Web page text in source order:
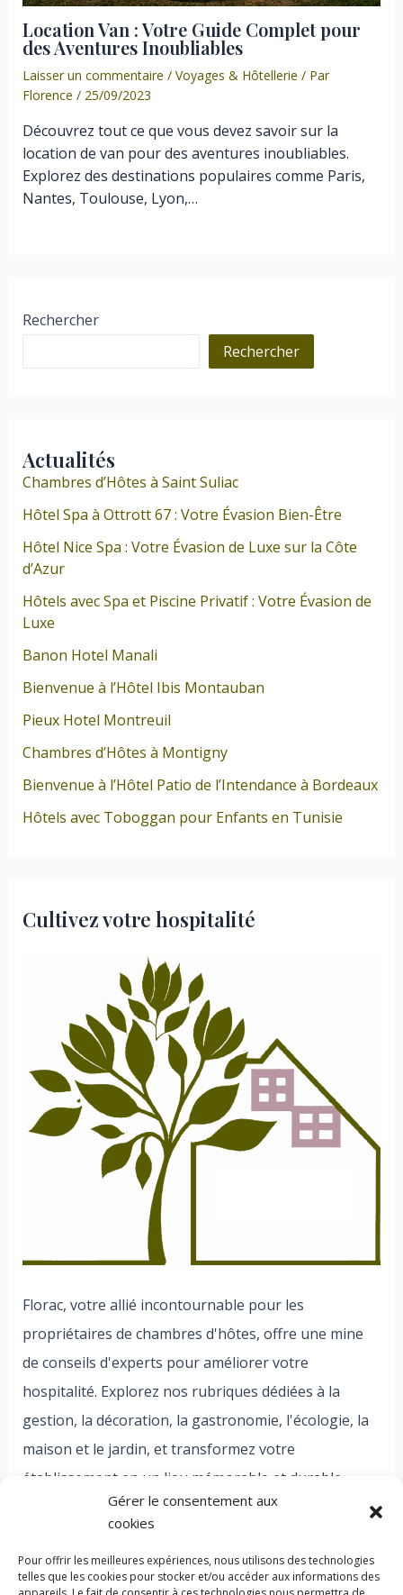
Gérer le consentement aux
cookies
Pour offrir les meilleures expériences, nous utilisons des technologies
telles que les cookies pour stocker et/ou accéder aux informations des
Location Van : Votre Guide Complet pour
des Aventures Inoubliables
Laisser un commentaire / Voyages & Hôtellerie / Par
Florence / 25/09/2023
Découvrez tout ce que vous devez savoir sur la
location de van pour des aventures inoubliables.
Explorez des destinations populaires comme Paris,
Nantes, Toulouse, Lyon,…
Rechercher
Rechercher
Actualités
Chambres d’Hôtes à Saint Suliac
Hôtel Spa à Ottrott 67 : Votre Évasion Bien-Être
Hôtel Nice Spa : Votre Évasion de Luxe sur la Côte
d’Azur
Hôtels avec Spa et Piscine Privatif : Votre Évasion de
Luxe
Banon Hotel Manali
Bienvenue à l’Hôtel Ibis Montauban
Pieux Hotel Montreuil
Chambres d’Hôtes à Montigny
Bienvenue à l’Hôtel Patio de l’Intendance à Bordeaux
Hôtels avec Toboggan pour Enfants en Tunisie
Cultivez votre hospitalité
Florac, votre allié incontournable pour les
propriétaires de chambres d'hôtes, offre une mine
de conseils d'experts pour améliorer votre
hospitalité. Explorez nos rubriques dédiées à la
gestion, la décoration, la gastronomie, l'écologie, la
maison et le jardin, et transformez votre
établissement en un lieu mémorable et durable.
Bienvenue dans l'univers Florac, où chaque détail
compte pour des expériences exceptionnelles.